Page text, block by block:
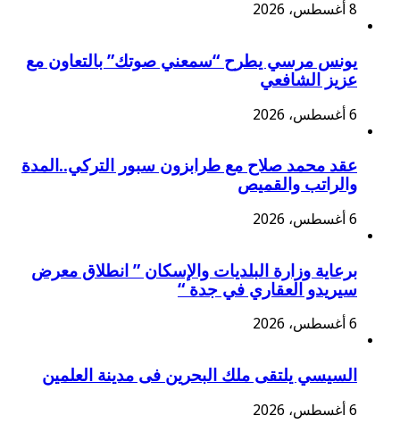
8 أغسطس، 2026
يونس مرسي يطرح “سمعني صوتك” بالتعاون مع
عزيز الشافعي
6 أغسطس، 2026
عقد محمد صلاح مع طرابزون سبور التركي..المدة
والراتب والقميص
6 أغسطس، 2026
برعاية وزارة البلديات والإسكان ” انطلاق معرض
سيريدو العقاري في جدة “
6 أغسطس، 2026
السيسي يلتقى ملك البحرين فى مدينة العلمين
6 أغسطس، 2026